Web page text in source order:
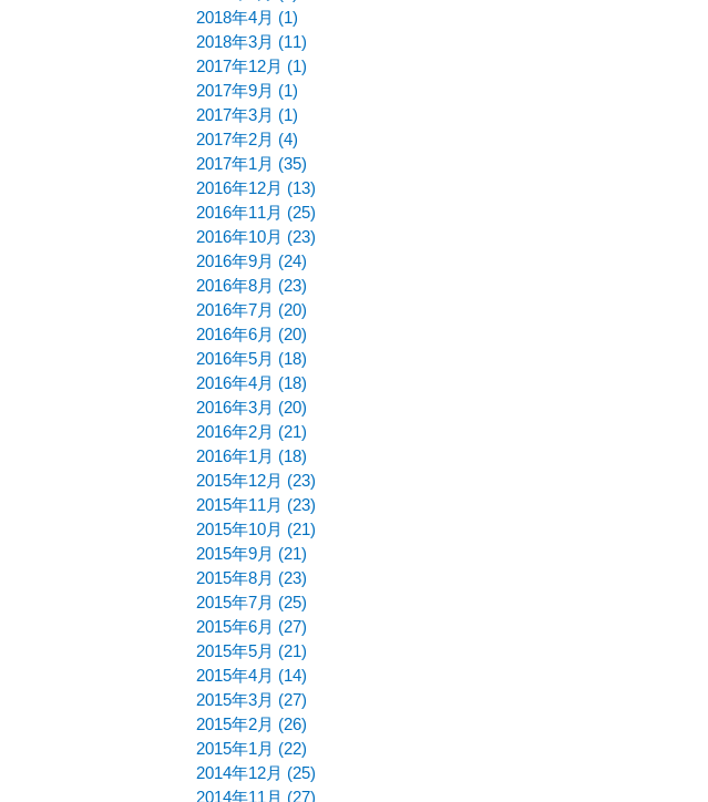
2018年4月 (1)
2018年3月 (11)
2017年12月 (1)
2017年9月 (1)
2017年3月 (1)
2017年2月 (4)
2017年1月 (35)
2016年12月 (13)
2016年11月 (25)
2016年10月 (23)
2016年9月 (24)
2016年8月 (23)
2016年7月 (20)
2016年6月 (20)
2016年5月 (18)
2016年4月 (18)
2016年3月 (20)
2016年2月 (21)
2016年1月 (18)
2015年12月 (23)
2015年11月 (23)
2015年10月 (21)
2015年9月 (21)
2015年8月 (23)
2015年7月 (25)
2015年6月 (27)
2015年5月 (21)
2015年4月 (14)
2015年3月 (27)
2015年2月 (26)
2015年1月 (22)
2014年12月 (25)
2014年11月 (27)